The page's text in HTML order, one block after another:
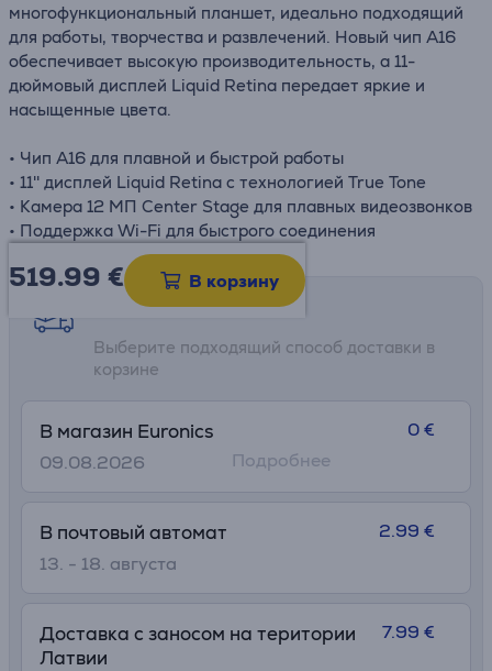
многофункциональный планшет, идеально подходящий
для работы, творчества и развлечений. Новый чип A16
обеспечивает высокую производительность, а 11-
дюймовый дисплей Liquid Retina передает яркие и
насыщенные цвета.
• Чип A16 для плавной и быстрой работы
• 11'' дисплей Liquid Retina с технологией True Tone
• Камера 12 МП Center Stage для плавных видеозвонков
• Поддержка Wi-Fi для быстрого соединения
519.99 € В корзину
Возможности доставки
Выберите подходящий способ доставки в
корзине
В магазин Euronics
09.08.2026
0 €
Подробнее
В почтовый автомат
13. - 18. августа
2.99 €
Доставка с заносом на територии
Латвии
7.99 €